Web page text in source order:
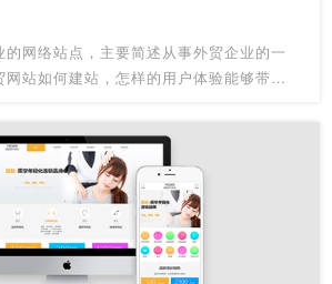
网络站点，主要简述从事外贸企业的一
站如何建站，怎样的用户体验能够带来